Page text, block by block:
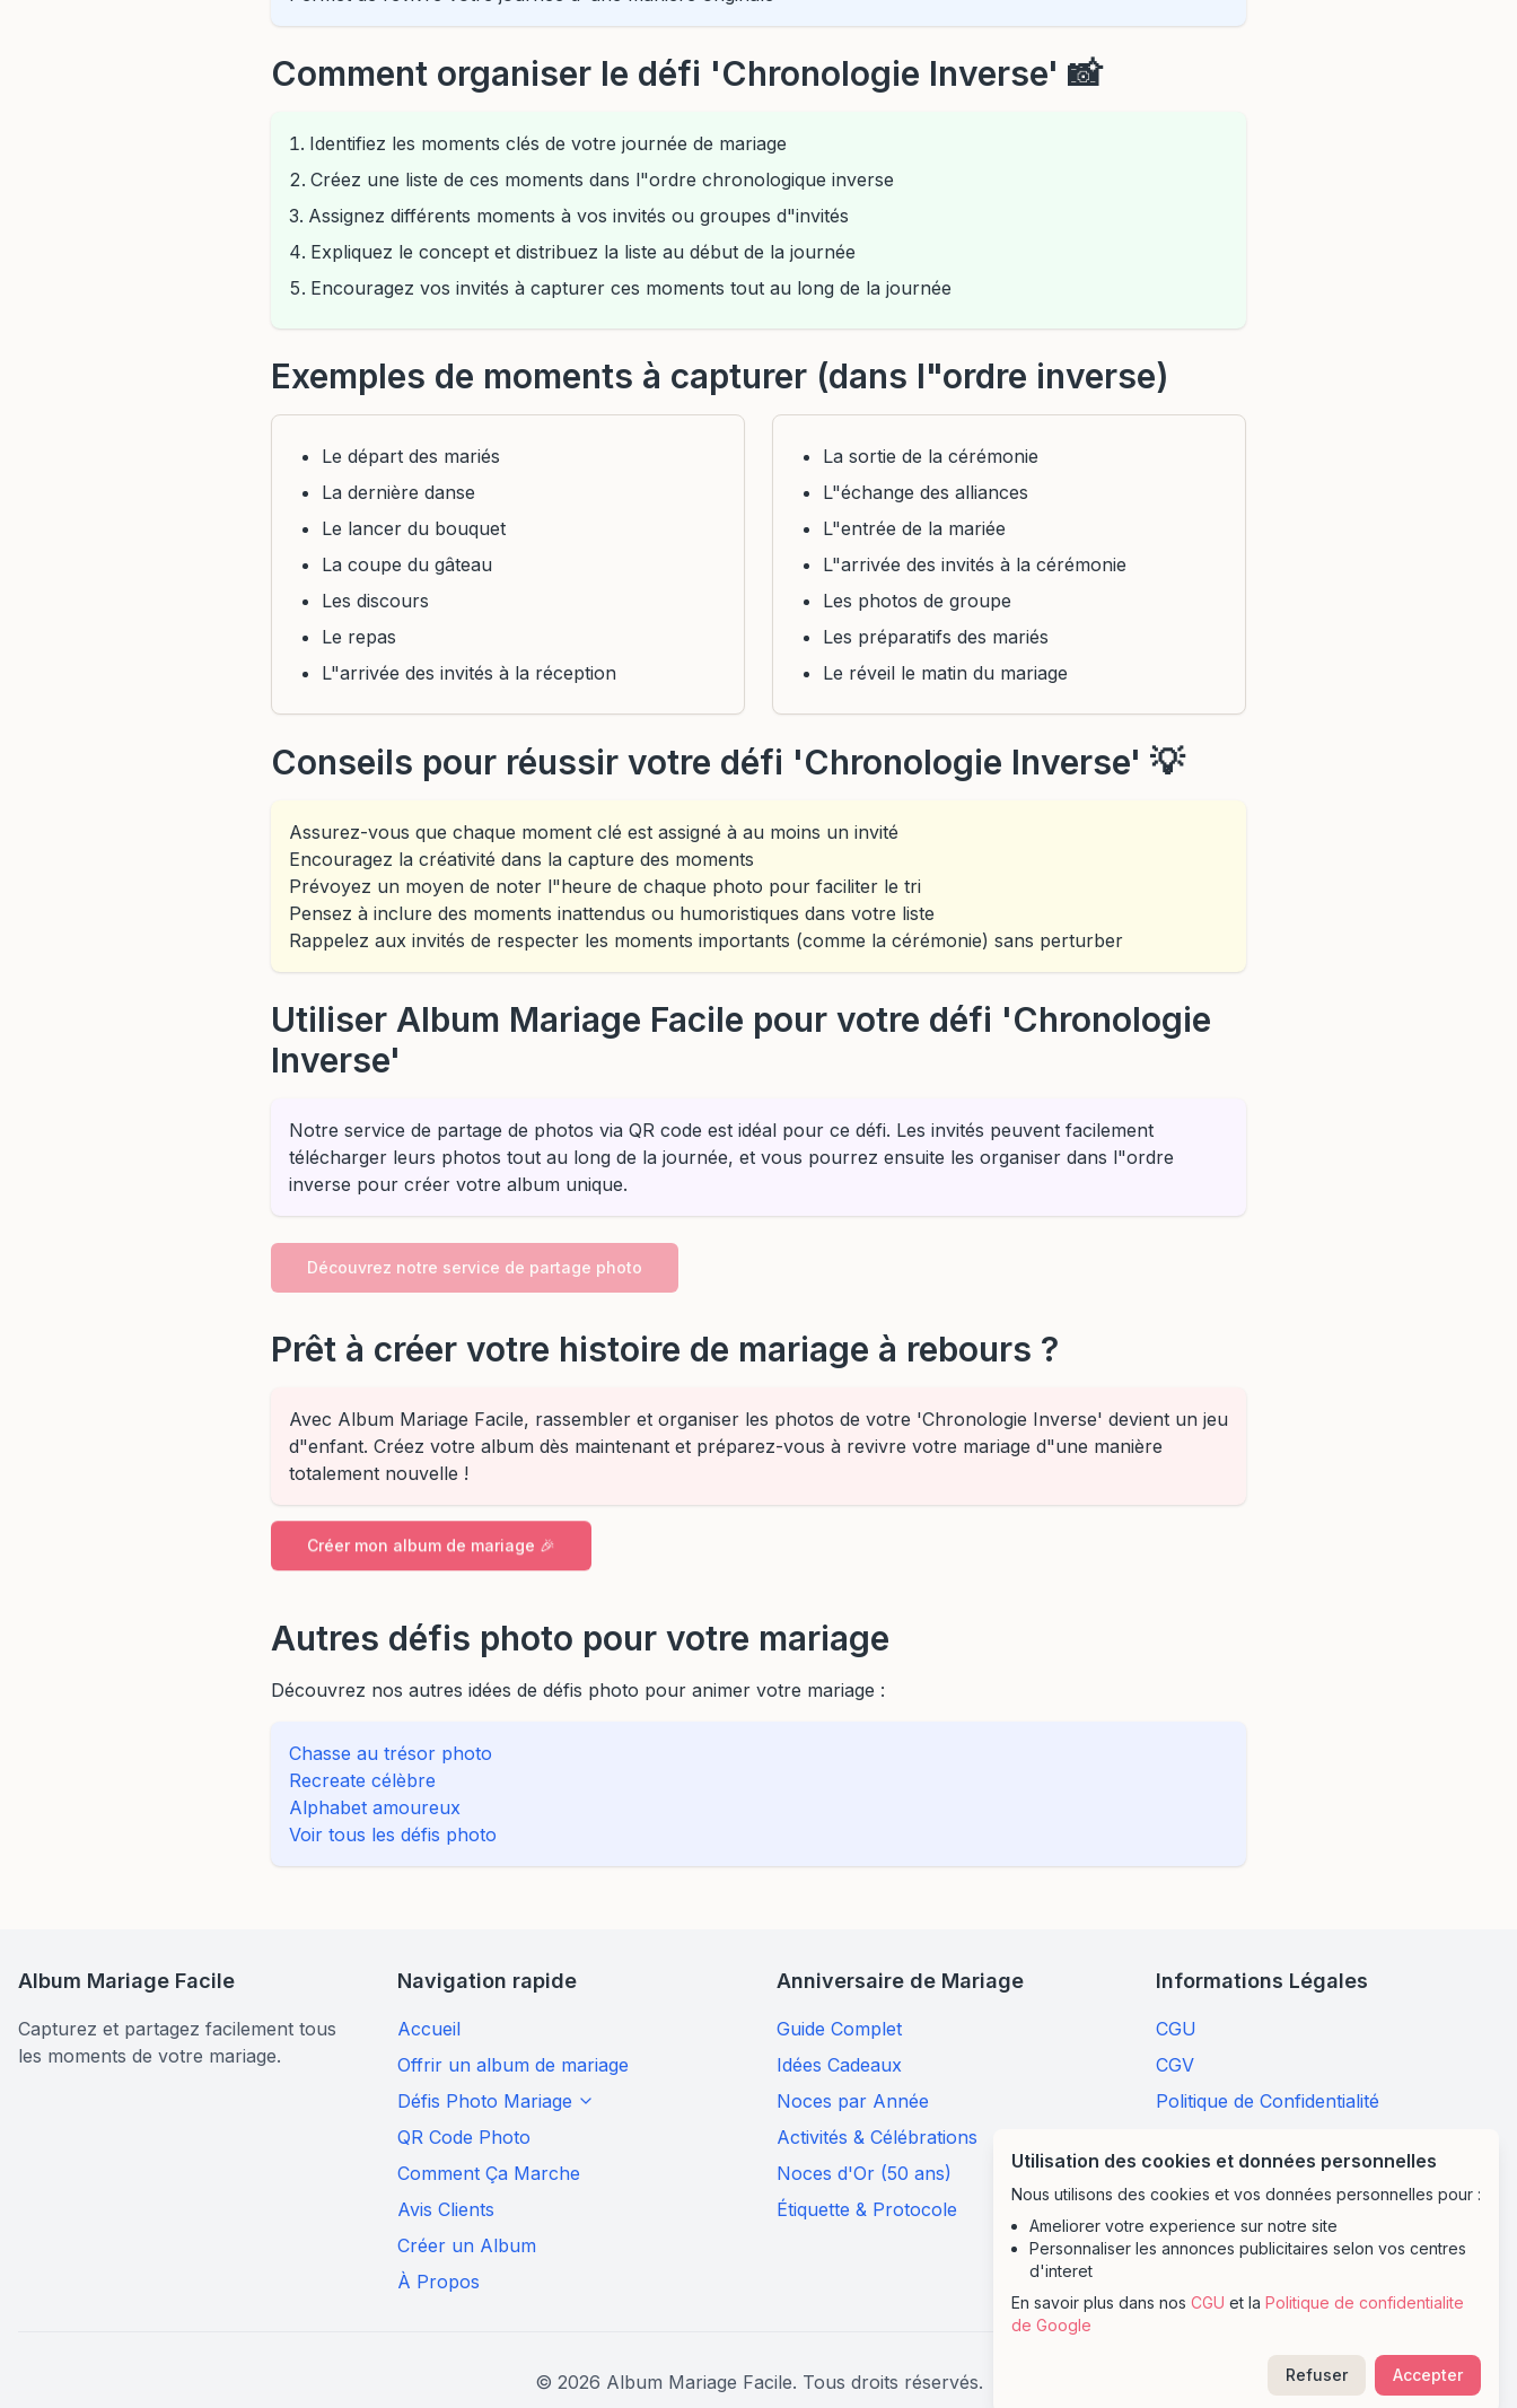
Comment organiser le défi 'Chronologie Inverse' 📸
Identifiez les moments clés de votre journée de mariage
Créez une liste de ces moments dans l"ordre chronologique inverse
Assignez différents moments à vos invités ou groupes d"invités
Expliquez le concept et distribuez la liste au début de la journée
Encouragez vos invités à capturer ces moments tout au long de la journée
Exemples de moments à capturer (dans l"ordre inverse)
Le départ des mariés
La dernière danse
Le lancer du bouquet
La coupe du gâteau
Les discours
Le repas
L"arrivée des invités à la réception
La sortie de la cérémonie
L"échange des alliances
L"entrée de la mariée
L"arrivée des invités à la cérémonie
Les photos de groupe
Les préparatifs des mariés
Le réveil le matin du mariage
Conseils pour réussir votre défi 'Chronologie Inverse' 💡
Assurez-vous que chaque moment clé est assigné à au moins un invité
Encouragez la créativité dans la capture des moments
Prévoyez un moyen de noter l"heure de chaque photo pour faciliter le tri
Pensez à inclure des moments inattendus ou humoristiques dans votre liste
Rappelez aux invités de respecter les moments importants (comme la cérémonie) sans perturber
Utiliser Album Mariage Facile pour votre défi 'Chronologie
Inverse'
Notre service de partage de photos via QR code est idéal pour ce défi. Les invités peuvent facilement
télécharger leurs photos tout au long de la journée, et vous pourrez ensuite les organiser dans l"ordre
inverse pour créer votre album unique.
Découvrez notre service de partage photo
Prêt à créer votre histoire de mariage à rebours ?
Avec Album Mariage Facile, rassembler et organiser les photos de votre 'Chronologie Inverse' devient un jeu
d"enfant. Créez votre album dès maintenant et préparez-vous à revivre votre mariage d"une manière
totalement nouvelle !
Créer mon album de mariage 🎉
Autres défis photo pour votre mariage
Découvrez nos autres idées de défis photo pour animer votre mariage :
Chasse au trésor photo
Recreate célèbre
Alphabet amoureux
Voir tous les défis photo
Album Mariage Facile
Capturez et partagez facilement tous
les moments de votre mariage.
Navigation rapide
Accueil
Offrir un album de mariage
Défis Photo Mariage
QR Code Photo
Comment Ça Marche
Avis Clients
Créer un Album
À Propos
Anniversaire de Mariage
Guide Complet
Idées Cadeaux
Noces par Année
Activités & Célébrations
Noces d'Or (50 ans)
Étiquette & Protocole
Informations Légales
CGU
CGV
Politique de Confidentialité
© 2026 Album Mariage Facile. Tous droits réservés.
Utilisation des cookies et données personnelles
Nous utilisons des cookies et vos données personnelles pour :
Ameliorer votre experience sur notre site
Personnaliser les annonces publicitaires selon vos centres
d'interet
En savoir plus dans nos CGU et la Politique de confidentialite
de Google
Refuser Accepter